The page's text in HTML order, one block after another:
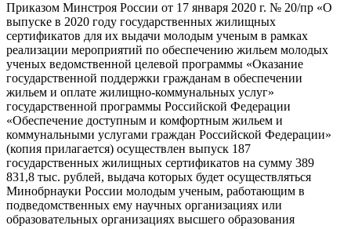
Приказом Минстроя России от 17 января 2020 г. № 20/пр «О
выпуске в 2020 году государственных жилищных
сертификатов для их выдачи молодым ученым в рамках
реализации мероприятий по обеспечению жильем молодых
ученых ведомственной целевой программы «Оказание
государственной поддержки гражданам в обеспечении
жильем и оплате жилищно-коммунальных услуг»
государственной программы Российской Федерации
«Обеспечение доступным и комфортным жильем и
коммунальными услугами граждан Российской Федерации»
(копия прилагается) осуществлен выпуск 187
государственных жилищных сертификатов на сумму 389
831,8 тыс. рублей, выдача которых будет осуществляться
Минобрнауки России молодым ученым, работающим в
подведомственных ему научных организациях или
образовательных организациях высшего образования